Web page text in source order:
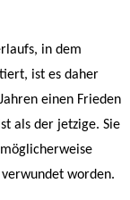
in dem
ist es daher
einen Frieden
als der jetzige. Sie
worden.